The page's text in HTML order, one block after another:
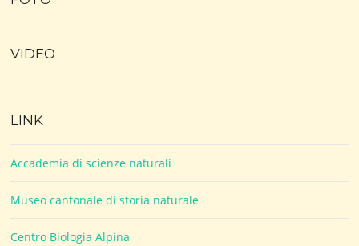
VIDEO
LINK
Accademia di scienze naturali
Museo cantonale di storia naturale
Centro Biologia Alpina